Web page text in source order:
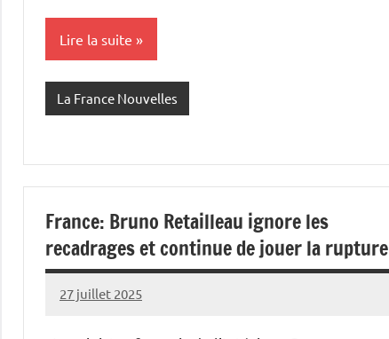
Lire la suite
La France Nouvelles
France: Bruno Retailleau ignore les
recadrages et continue de jouer la rupture
27 juillet 2025
Admins